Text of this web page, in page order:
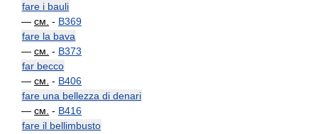
fare i bauli
— см. - B369
fare la bava
— см. - B373
far becco
— см. - B406
fare una bellezza di denari
— см. - B416
fare il bellimbusto